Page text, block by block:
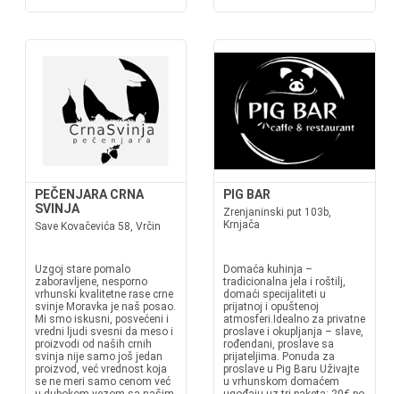
PEČENJARA CRNA
SVINJA
Save Kovačevića 58, Vrčin
Uzgoj stare pomalo
zaboravljene, nesporno
vrhunski kvalitetne rase crne
svinje Moravka je naš posao.
Mi smo iskusni, posvećeni i
vredni ljudi svesni da meso i
proizvodi od naših crnih
svinja nije samo još jedan
proizvod, već vrednost koja
se ne meri samo cenom već
PIG BAR
Zrenjaninski put 103b,
Krnjača
Domaća kuhinja –
tradicionalna jela i roštilj,
domaći specijaliteti u
prijatnoj i opuštenoj
atmosferi.Idealno za privatne
proslave i okupljanja – slave,
rođendani, proslave sa
prijateljima. Ponuda za
proslave u Pig Baru Uživajte
u vrhunskom domaćem